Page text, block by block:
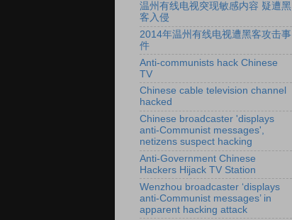
温州有线电视突现敏感内容 疑遭黑
客入侵
2014年温州有线电视遭黑客攻击事
件
Anti-communists hack Chinese
TV
Chinese cable television channel
hacked
Chinese broadcaster 'displays
anti-Communist messages',
netizens suspect hacking
Anti-Government Chinese
Hackers Hijack TV Station
Wenzhou broadcaster ‘displays
anti-Communist messages’ in
apparent hacking attack